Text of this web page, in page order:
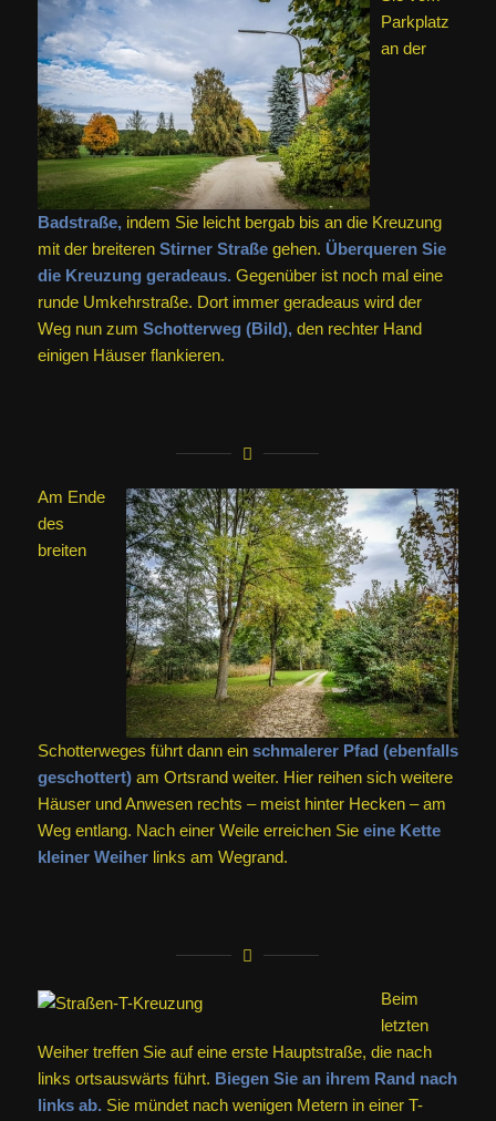
Parkplatz
an der
Badstraße,indem Sie leicht bergab bis an die Kreuzung
mit der breiteren Stirner Straßegehen. Überqueren Sie
die Kreuzung geradeaus. Gegenüber ist noch mal eine
runde Umkehrstraße. Dort immer geradeaus wird der
Weg nun zum Schotterweg (Bild),den rechter Hand
einigen Häuser flankieren.
Am Ende
des
breiten
Schotterweges führt dann ein schmalerer Pfad (ebenfalls
geschottert)am Ortsrand weiter. Hier reihen sich weitere
Häuser und Anwesen rechts – meist hinter Hecken – am
Weg entlang. Nach einer Weile erreichen Sie eine Kette
kleiner Weiherlinks am Wegrand.
Beim
letzten
Weiher treffen Sie auf eine erste Hauptstraße, die nach
links ortsauswärts führt. Biegen Sie an ihrem Rand nach
links ab. Sie mündet nach wenigen Metern in einer T-